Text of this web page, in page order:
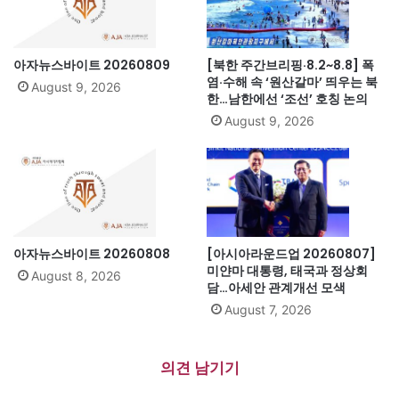
아자뉴스바이트 20260809
August 9, 2026
[북한 주간브리핑·8.2~8.8] 폭
염·수해 속 ‘원산갈마’ 띄우는 북
한…남한에선 ‘조선’ 호칭 논의
August 9, 2026
아자뉴스바이트 20260808
August 8, 2026
[아시아라운드업 20260807]
미얀마 대통령, 태국과 정상회
담…아세안 관계개선 모색
August 7, 2026
의견 남기기